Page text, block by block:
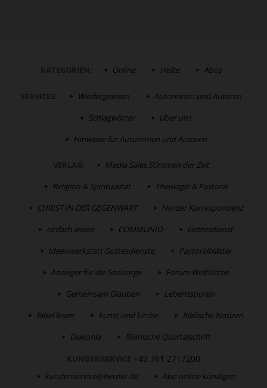
KATEGORIEN: Online Hefte Abos
SERVICES: Wiedergelesen
Autorinnen und Autoren
Schlagwörter
Über uns
Hinweise für Autorinnen und Autoren
VERLAG:
Media Sales Stimmen der Zeit
Religion & Spiritualität
Theologie & Pastoral
CHRIST IN DER GEGENWART
Herder Korrespondenz
einfach leben
COMMUNIO
Gottesdienst
Ideenwerkstatt Gottesdienste
Pastoralblätter
Anzeiger für die Seelsorge
Forum Weltkirche
Gemeinsam Glauben
Lebensspuren
Bibel lesen
kunst und kirche
Biblische Notizen
Diakonia
Römische Quartalschrift
KUNDENSERVICE +49 761 2717200
kundenservice@herder.de Abo online kündigen